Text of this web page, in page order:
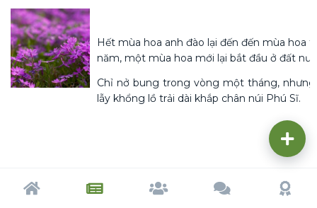
Hết mùa hoa anh đào lại đến đến mùa hoa
năm, một mùa hoa mới lại bắt đầu ở đất
Chỉ nở bung trong vòng một tháng,
lẫy khổng lồ trải dài khắp chân núi Phú Sĩ.
Trang chủ Tạp chí Cộng đồng Cố vấn Dấu ấn